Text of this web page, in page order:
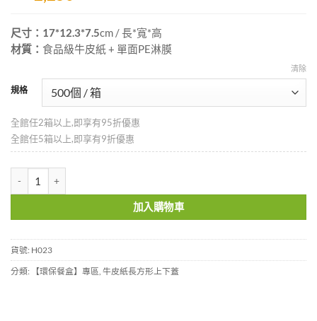
尺寸：17*12.3*7.5cm / 長*寬*高
材質： 食品級牛皮紙 + 單面PE淋膜
規格
清除
全館任2箱以上,即享有95折優惠
全館任5箱以上,即享有9折優惠
加入購物車
貨號: H023
分類:
【環保餐盒】專區 牛皮紙長方形上下蓋